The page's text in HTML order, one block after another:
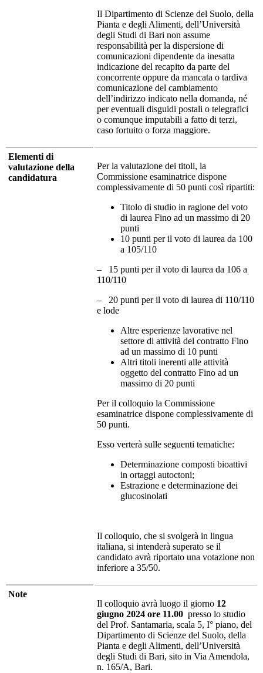
Il Dipartimento di Scienze del Suolo, della
Pianta e degli Alimenti, dell’Università
degli Studi di Bari non assume
responsabilità per la dispersione di
comunicazioni dipendente da inesatta
indicazione del recapito da parte del
concorrente oppure da mancata o tardiva
comunicazione del cambiamento
dell’indirizzo indicato nella domanda, né
per eventuali disguidi postali o telegrafici
o comunque imputabili a fatto di terzi,
caso fortuito o forza maggiore.
Elementi di
valutazione della
candidatura
Per la valutazione dei titoli, la
Commissione esaminatrice dispone
complessivamente di 50 punti così ripartiti:
Titolo di studio in ragione del voto
di laurea Fino ad un massimo di 20
punti
10 punti per il voto di laurea da 100
a 105/110
– 15 punti per il voto di laurea da 106 a
110/110
– 20 punti per il voto di laurea di 110/110
e lode
Altre esperienze lavorative nel
settore di attività del contratto Fino
ad un massimo di 10 punti
Altri titoli inerenti alle attività
oggetto del contratto Fino ad un
massimo di 20 punti
Per il colloquio la Commissione
esaminatrice dispone complessivamente di
50 punti.
Esso verterà sulle seguenti tematiche:
Determinazione composti bioattivi
in ortaggi autoctoni;
Estrazione e determinazione dei
glucosinolati
Il colloquio, che si svolgerà in lingua
italiana, si intenderà superato se il
candidato avrà riportato una votazione non
inferiore a 35/50.
Note
Il colloquio avrà luogo il giorno 12
giugno 2024 ore 11.00 presso lo studio
del Prof. Santamaria, scala 5, I° piano, del
Dipartimento di Scienze del Suolo, della
Pianta e degli Alimenti, dell’Università
degli Studi di Bari, sito in Via Amendola,
n. 165/A, Bari.